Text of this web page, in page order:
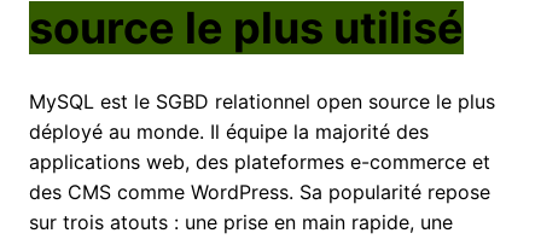
source le plus utilisé
MySQL est le SGBD relationnel open source le plus
déployé au monde. Il équipe la majorité des
applications web, des plateformes e-commerce et
des CMS comme WordPress. Sa popularité repose
sur trois atouts : une prise en main rapide, une